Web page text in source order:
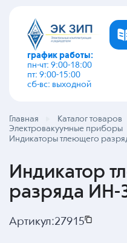
график работы:
пн-чт: 9:00-18:00
пт: 9:00-15:00
сб-вс: выходной
Главная
Каталог товаров
Электровакуумные приборы
Индикаторы тлеющего
Индикатор
разряда ИН-
Артикул:27915